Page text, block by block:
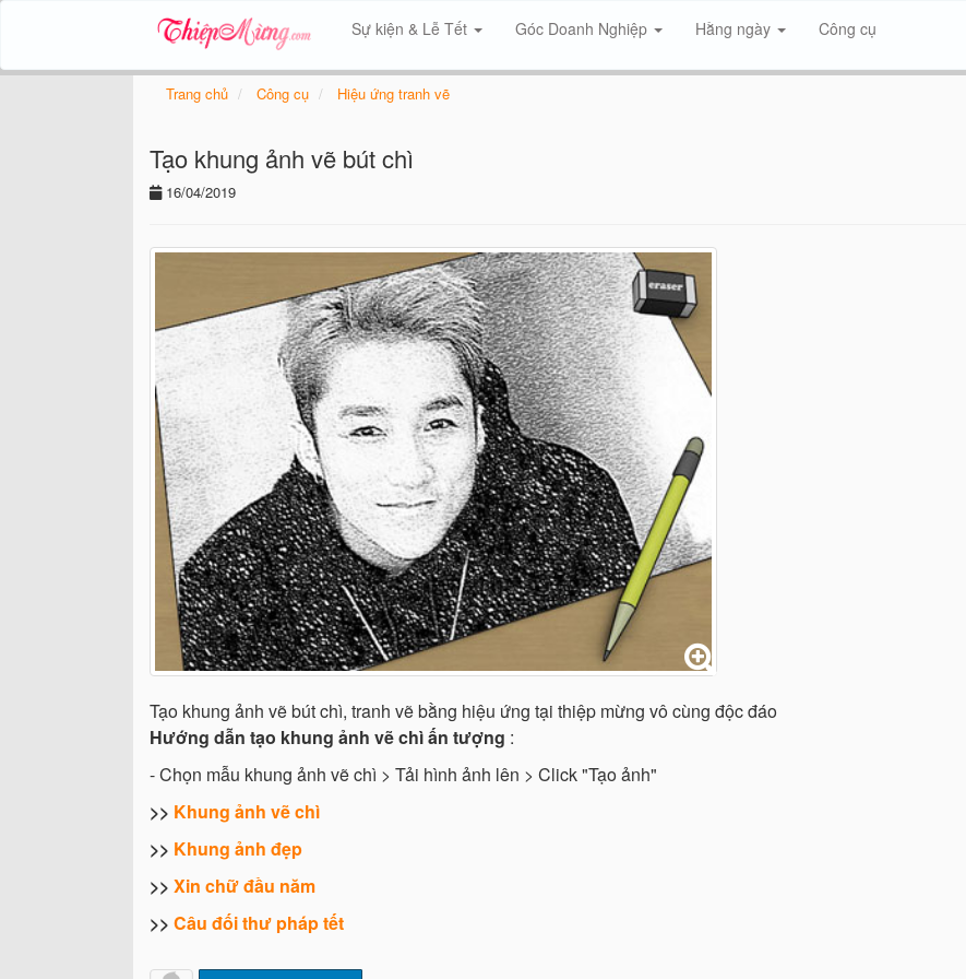
Sự kiện & Lễ Tết Góc Doanh Nghiệp Hằng ngày Công cụ
Trang chủ Công cụ Hiệu ứng tranh vẽ
Tạo khung ảnh vẽ bút chì
16/04/2019
Tạo khung ảnh vẽ bút chì, tranh vẽ bằng hiệu ứng tại thiệp mừng vô cùng độc đáo
Hướng dẫn tạo khung ảnh vẽ chì ấn tượng :
- Chọn mẫu khung ảnh vẽ chì > Tải hình ảnh lên > Click "Tạo ảnh"
>> Khung ảnh vẽ chì
>> Khung ảnh đẹp
>> Xin chữ đầu năm
>> Câu đối thư pháp tết